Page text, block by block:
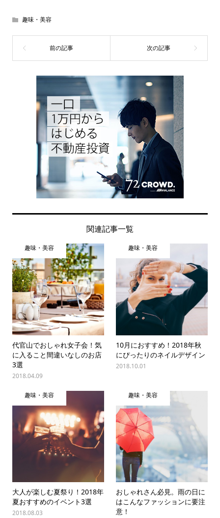
趣味・美容
関連記事一覧
趣味・美容
代官山でおしゃれ女子会！気
に入ること間違いなしのお店
3選
2018.04.09
趣味・美容
10月におすすめ！2018年秋
にぴったりのネイルデザイン
2018.10.01
趣味・美容
大人が楽しむ夏祭り！2018年
夏おすすめのイベント3選
2018.08.03
趣味・美容
おしゃれさん必見。雨の日に
はこんなファッションに要注
意！